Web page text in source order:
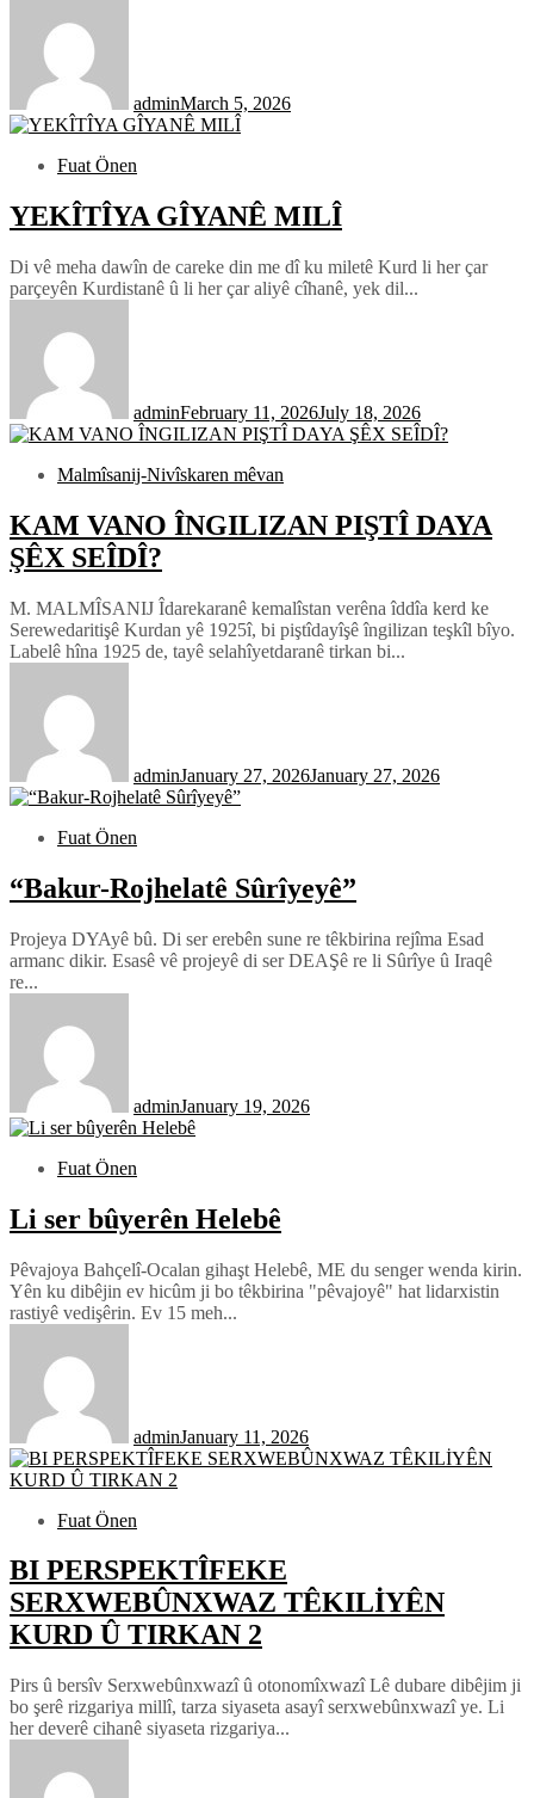
adminMarch 5, 2026
Fuat Önen
YEKÎTÎYA GÎYANÊ MILÎ
Di vê meha dawîn de careke din me dî ku miletê Kurd li her çar
parçeyên Kurdistanê û li her çar aliyê cîhanê, yek dil...
adminFebruary 11, 2026July 18, 2026
Malmîsanij-Nivîskaren mêvan
KAM VANO ÎNGILIZAN PIŞTÎ DAYA
ŞÊX SEÎDÎ?
M. MALMÎSANIJ Îdarekaranê kemalîstan verêna îddîa kerd ke
Serewedaritişê Kurdan yê 1925î, bi piştîdayîşê îngilizan teşkîl bîyo.
Labelê hîna 1925 de, tayê selahîyetdaranê tirkan bi...
adminJanuary 27, 2026January 27, 2026
Fuat Önen
“Bakur-Rojhelatê Sûrîyeyê”
Projeya DYAyê bû. Di ser erebên sune re têkbirina rejîma Esad
armanc dikir. Esasê vê projeyê di ser DEAŞê re li Sûrîye û Iraqê
re...
adminJanuary 19, 2026
Fuat Önen
Li ser bûyerên Helebê
Pêvajoya Bahçelî-Ocalan gihaşt Helebê, ME du senger wenda kirin.
Yên ku dibêjin ev hicûm ji bo têkbirina "pêvajoyê" hat lidarxistin
rastiyê vedişêrin. Ev 15 meh...
adminJanuary 11, 2026
Fuat Önen
BI PERSPEKTÎFEKE
SERXWEBÛNXWAZ TÊKILİYÊN
KURD Û TIRKAN 2
Pirs û bersîv Serxwebûnxwazî û otonomîxwazî Lê dubare dibêjim ji
bo şerê rizgariya millî, tarza siyaseta asayî serxwebûnxwazî ye. Li
her deverê cihanê siyaseta rizgariya...